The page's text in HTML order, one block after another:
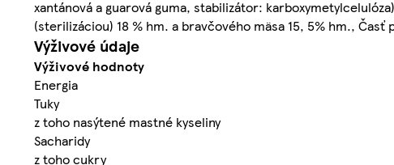
xantánová a guarová guma, stabilizátor:
(sterilizáciou) 18 % hm. a bravčového mäsa 15, 5% hm.,
Výživové údaje
Výživové hodnoty
Energia
Tuky
z toho nasýtené mastné kyseliny
Sacharidy
z toho cukry